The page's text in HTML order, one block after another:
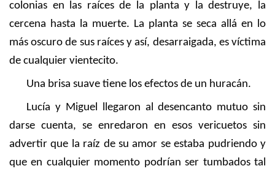
colonias en las raíces de la planta y la destruye, la
cercena hasta la muerte. La planta se seca allá en lo
más oscuro de sus raíces y así, desarraigada, es víctima
de cualquier vientecito.
Una brisa suave tiene los efectos de un huracán.
Lucía y Miguel llegaron al desencanto mutuo sin
darse cuenta, se enredaron en esos vericuetos sin
advertir que la raíz de su amor se estaba pudriendo y
que en cualquier momento podrían ser tumbados tal